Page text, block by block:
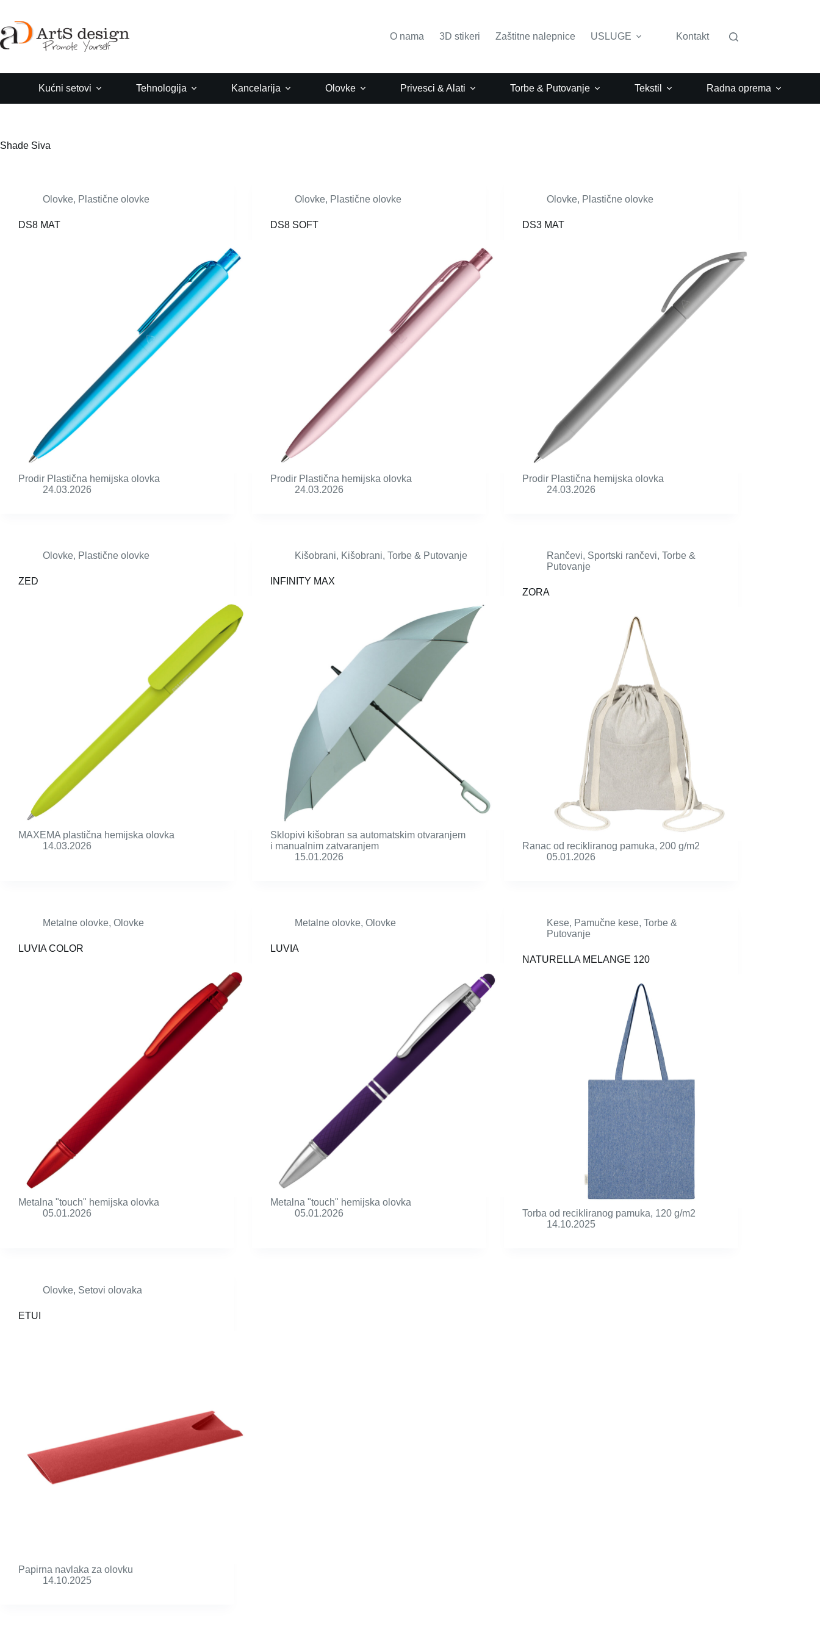
content
O nama
3D stikeri Zaštitne nalepnice USLUGE Kontakt
Kućni setovi Tehnologija Kancelarija Olovke Privesci & Alati Torbe & Putovanje Tekstil Radna oprema
Shade Siva
Olovke, Plastične olovke
DS8 MAT
Prodir Plastična hemijska olovka
24.03.2026
Olovke, Plastične olovke
DS8 SOFT
Prodir Plastična hemijska olovka
24.03.2026
Olovke, Plastične olovke
DS3 MAT
Prodir Plastična hemijska olovka
24.03.2026
Olovke, Plastične olovke
ZED
MAXEMA plastična hemijska olovka
14.03.2026
Kišobrani, Kišobrani,Torbe & Putovanje
INFINITY MAX
Sklopivi kišobran sa automatskim otvaranjem
i manualnim zatvaranjem
15.01.2026
Rančevi, Sportski rančevi,Torbe &
Putovanje
ZORA
Ranac od recikliranog pamuka, 200 g/m2
05.01.2026
Metalne olovke, Olovke
LUVIA COLOR
Metalna "touch" hemijska olovka
05.01.2026
Metalne olovke,Olovke
LUVIA
Metalna "touch" hemijska olovka
05.01.2026
Kese, Pamučne kese,Torbe &
Putovanje
NATURELLA MELANGE 120
Torba od recikliranog pamuka, 120 g/m2
14.10.2025
Olovke, Setovi olovaka
ETUI
Papirna navlaka za olovku
14.10.2025